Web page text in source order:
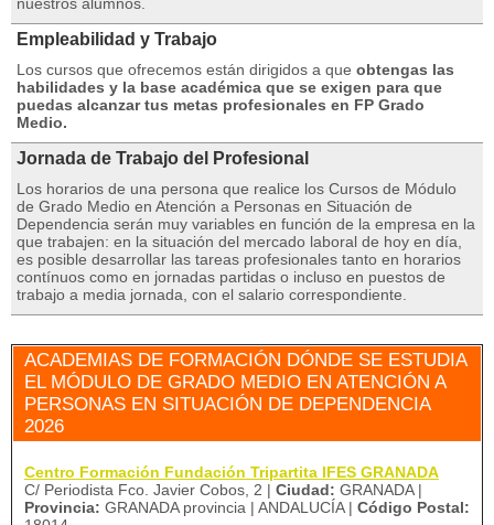
Empleabilidad y Trabajo
Los cursos que ofrecemos están dirigidos a que obtengas las
habilidades y la base académica que se exigen para que
puedas alcanzar tus metas profesionales en FP Grado
Medio.
Jornada de Trabajo del Profesional
Los horarios de una persona que realice los Cursos de Módulo
de Grado Medio en Atención a Personas en Situación de
Dependencia serán muy variables en función de la empresa en la
que trabajen: en la situación del mercado laboral de hoy en día,
es posible desarrollar las tareas profesionales tanto en horarios
contínuos como en jornadas partidas o incluso en puestos de
trabajo a media jornada, con el salario correspondiente.
ACADEMIAS DE FORMACIÓN DÓNDE SE ESTUDIA
EL MÓDULO DE GRADO MEDIO EN ATENCIÓN A
PERSONAS EN SITUACIÓN DE DEPENDENCIA
2026
Centro Formación Fundación Tripartita IFES GRANADA
C/ Periodista Fco. Javier Cobos, 2 | Ciudad: GRANADA |
Provincia: GRANADA provincia | ANDALUCÍA | Código Postal: